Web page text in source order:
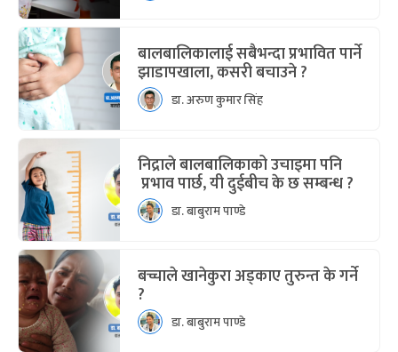
बालबालिकालाई सबैभन्दा प्रभावित पार्ने
झाडापखाला, कसरी बचाउने ?
डा. अरुण कुमार सिंह
निद्राले बालबालिकाको उचाइमा पनि
प्रभाव पार्छ, यी दुईबीच के छ सम्बन्ध ?
डा. बाबुराम पाण्डे
बच्चाले खानेकुरा अड्काए तुरुन्त के गर्ने
?
डा. बाबुराम पाण्डे